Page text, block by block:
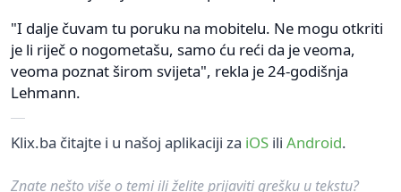
"I dalje čuvam tu poruku na mobitelu. Ne mogu otkriti
je li riječ o nogometašu, samo ću reći da je veoma,
veoma poznat širom svijeta", rekla je 24-godišnja
Lehmann.
Klix.ba čitajte i u našoj aplikaciji za iOS ili Android.
Znate nešto više o temi ili želite prijaviti grešku u tekstu?